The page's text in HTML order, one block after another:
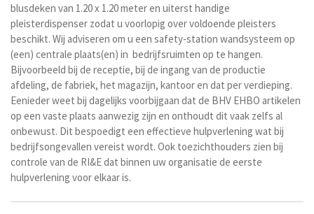
blusdeken van 1.20 x 1.20 meter en uiterst handige
pleisterdispenser zodat u voorlopig over voldoende pleisters
beschikt. Wij adviseren om u een safety-station wandsysteem op
(een) centrale plaats(en) in bedrijfsruimten op te hangen.
Bijvoorbeeld bij de receptie, bij de ingang van de productie
afdeling, de fabriek, het magazijn, kantoor en dat per verdieping.
Eenieder weet bij dagelijks voorbijgaan dat de BHV EHBO artikelen
op een vaste plaats aanwezig zijn en onthoudt dit vaak zelfs al
onbewust. Dit bespoedigt een effectieve hulpverlening wat bij
bedrijfsongevallen vereist wordt. Ook toezichthouders zien bij
controle van de RI&E dat binnen uw organisatie de eerste
hulpverlening voor elkaar is.